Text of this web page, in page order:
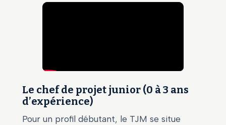
Le chef de projet junior (0 à 3 ans
d’expérience)
Pour un profil débutant, le TJM se situe